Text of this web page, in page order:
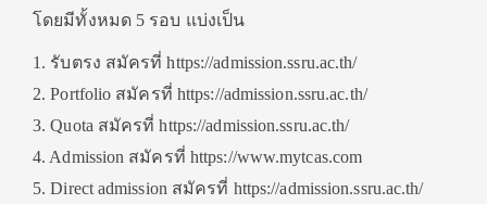
โดยมีทั้งหมด 5 รอบ แบ่งเป็น
1. รับตรง สมัครที่ https://admission.ssru.ac.th/
2. Portfolio สมัครที่ https://admission.ssru.ac.th/
3. Quota สมัครที่ https://admission.ssru.ac.th/
4. Admission สมัครที่ https://www.mytcas.com
5. Direct admission สมัครที่ https://admission.ssru.ac.th/